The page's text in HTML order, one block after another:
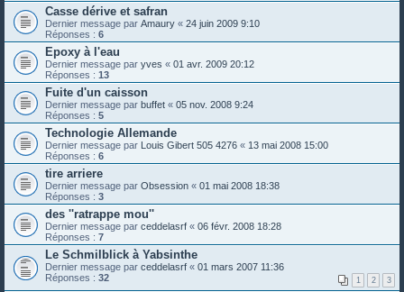
Casse dérive et safran
Dernier message par Amaury « 24 juin 2009 9:10
Réponses : 6
Epoxy à l'eau
Dernier message par yves « 01 avr. 2009 20:12
Réponses : 13
Fuite d'un caisson
Dernier message par buffet « 05 nov. 2008 9:24
Réponses : 5
Technologie Allemande
Dernier message par Louis Gibert 505 4276 « 13 mai 2008 15:00
Réponses : 6
tire arriere
Dernier message par Obsession « 01 mai 2008 18:38
Réponses : 3
des ''ratrappe mou''
Dernier message par ceddelasrf « 06 févr. 2008 18:28
Réponses : 7
Le Schmilblick à Yabsinthe
Dernier message par ceddelasrf « 01 mars 2007 11:36
Réponses : 32 1 2 3